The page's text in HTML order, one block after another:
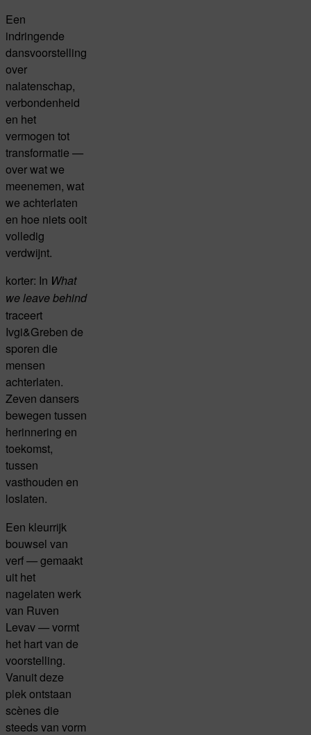
Een
indringende
dansvoorstelling
over
nalatenschap,
verbondenheid
en het
vermogen tot
transformatie —
over wat we
meenemen, wat
we achterlaten
en hoe niets ooit
volledig
verdwijnt.
korter: In What
we leave behind
traceert
Ivgi&Greben de
sporen die
mensen
achterlaten.
Zeven dansers
bewegen tussen
herinnering en
toekomst,
tussen
vasthouden en
loslaten.
Een kleurrijk
bouwsel van
verf — gemaakt
uit het
nagelaten werk
van Ruven
Levav — vormt
het hart van de
voorstelling.
Vanuit deze
plek ontstaan
scènes die
steeds van vorm